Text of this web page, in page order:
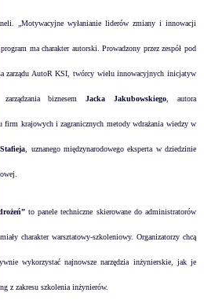
„Motywacyjne wyłanianie liderów zmiany i innowacji
ma charakter autorski. Prowadzony przez zespół pod
zarządu AutoR KSI, twórcy wielu innowacyjnych inicjatyw
zarządzania biznesemJacka Jakubowskiego , autora
firm krajowych i zagranicznych metody wdrażania wiedzy w
, uznanego międzynarodowego eksperta w dziedzinie
to panele techniczne skierowane do administratorów
charakter warsztatowy-szkoleniowy. Organizatorzy chcą
wykorzystać najnowsze narzędzia inżynierskie, jak je
z zakresu szkolenia inżynierów.